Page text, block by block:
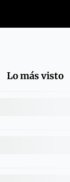
Lo más visto